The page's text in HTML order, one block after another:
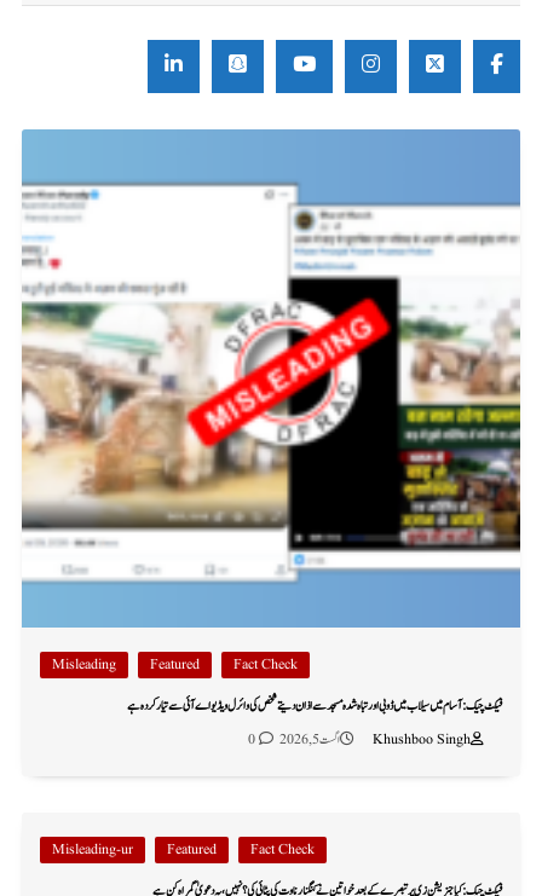
Fact Check
Featured
Misleading
فیکٹ چیک: آسام میں سیلاب میں ڈوبی اور تباہ شدہ مسجد سے اذان دیتے شخص کی وائرل ویڈیو اے آئی سے تیار کردہ ہے
Khushboo Singh
اگست 5, 2026 0
Fact Check
Featured
Misleading-ur
فیکٹ چیک: کیا جنریشن زی پر تبصرے کے بعد خواتین نے کنگنا رناوت کی پٹائی کی؟ نہیں، یہ دعویٰ گمراہ کن ہے